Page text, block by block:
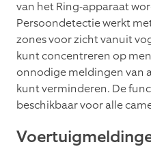
van het Ring-apparaat
Persoondetectie werkt
zones voor zicht vanuit
kunt concentreren op
onnodige meldingen van
kunt verminderen. De
beschikbaar voor alle